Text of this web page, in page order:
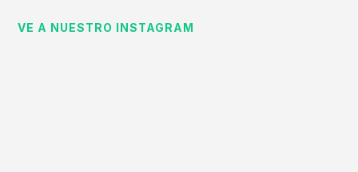
VE A NUESTRO INSTAGRAM